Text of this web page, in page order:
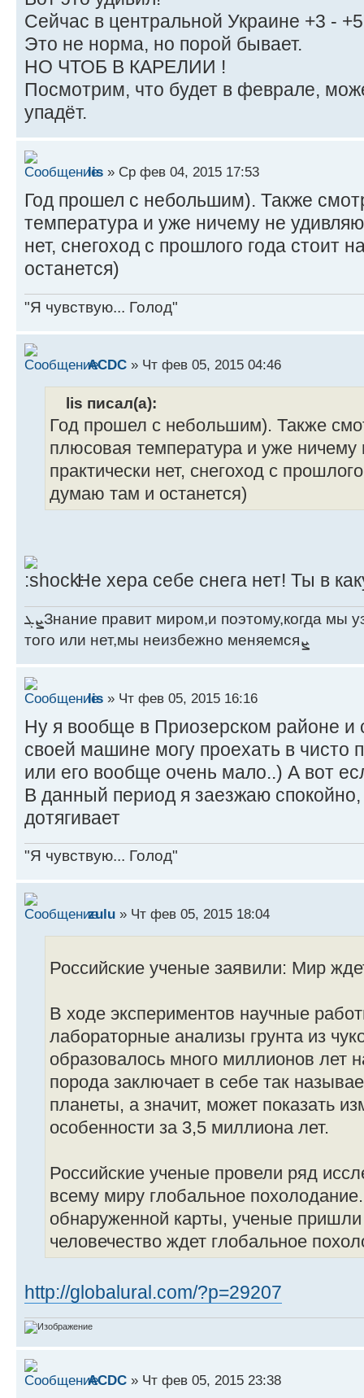
Сейчас в центральной Украине +3 -
Это не норма, но порой бывает.
НО ЧТОБ В КАРЕЛИИ !
Посмотрим, что будет в феврале,
упадёт.
lis » Ср фев 04, 2015 17:53
Год прошел с небольшим). Также
температура и уже ничему не
нет, снегоход с прошлого года стоит
останется)
"Я чувствую... Голод"
ACDC » Чт фев 05, 2015 04:46
lis писал(а):
Год прошел с небольшим). Также
плюсовая температура и уже ничему
практически нет, снегоход с
думаю там и останется)
Не хера себе снега нет! Ты в
ܨܓЗнание правит миром,и поэтому,когда мы узнаём что-то новое,хотим мы
того или нет,мы неизбежно меняемсяܨ
lis » Чт фев 05, 2015 16:16
Ну я вообще в Приозерском районе и
своей машине могу проехать в чисто
или его вообще очень мало..) А вот
В данный период я заезжаю
дотягивает
"Я чувствую... Голод"
zulu » Чт фев 05, 2015 18:04
Российские ученые заявили: Мир
В ходе экспериментов научные
лабораторные анализы грунта из
образовалось много миллионов лет
порода заключает в себе так
планеты, а значит, может показать
особенности за 3,5 миллиона лет.
Российские ученые провели ряд
всему миру глобальное
обнаруженной карты, ученые пришли
человечество ждет глобальное
http://globalural.com/?p=29207
ACDC » Чт фев 05, 2015 23:38